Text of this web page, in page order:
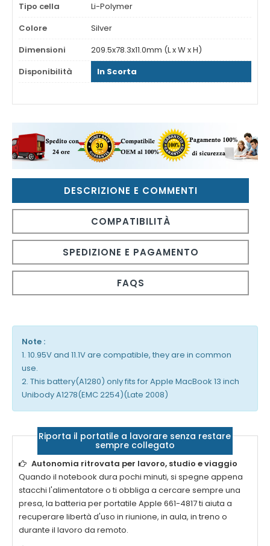
Tipo cella
Li-Polymer
Colore
Silver
Dimensioni
209.5x78.3x11.0mm (L x W x H)
Disponibilità
In Scorta
DESCRIZIONE E COMMENTI
COMPATIBILITÀ
SPEDIZIONE E PAGAMENTO
FAQS
Note :
1. 10.95V and 11.1V are compatible, they are in common
use.
2. This battery(A1280) only fits for Apple MacBook 13 inch
Unibody A1278(EMC 2254)(Late 2008)
Riporta il portatile a lavorare senza restare
sempre collegato
Autonomia ritrovata per lavoro, studio e viaggio
Quando il notebook dura pochi minuti, si spegne appena
stacchi l'alimentatore o ti obbliga a cercare sempre una
presa, la batteria per portatile Apple 661-4817ti aiuta a
recuperare libertà d'uso in riunione, in aula, in treno o
durante il lavoro da remoto.